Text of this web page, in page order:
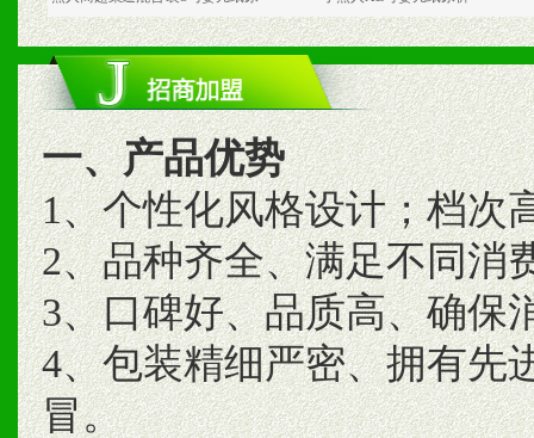
一、产品优势
1、个性化风格设计；档次
2、品种齐全、满足不同消
3、口碑好、品质高、确保
4、包装精细严密、拥有先
冒。